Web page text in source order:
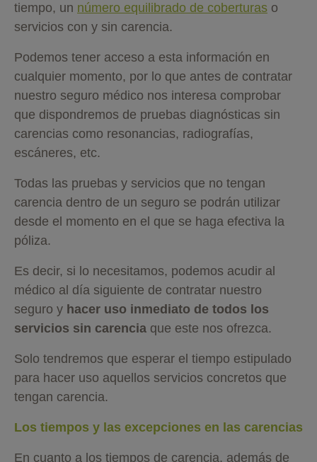
tiempo, un número equilibrado de coberturas o
servicios con y sin carencia.
Podemos tener acceso a esta información en
cualquier momento, por lo que antes de contratar
nuestro seguro médico nos interesa comprobar
que dispondremos de pruebas diagnósticas sin
carencias como resonancias, radiografías,
escáneres, etc.
Todas las pruebas y servicios que no tengan
carencia dentro de un seguro se podrán utilizar
desde el momento en el que se haga efectiva la
póliza.
Es decir, si lo necesitamos, podemos acudir al
médico al día siguiente de contratar nuestro
seguro y hacer uso inmediato de todos los
servicios sin carencia que este nos ofrezca.
Solo tendremos que esperar el tiempo estipulado
para hacer uso aquellos servicios concretos que
tengan carencia.
Los tiempos y las excepciones en las carencias
En cuanto a los tiempos de carencia, además de